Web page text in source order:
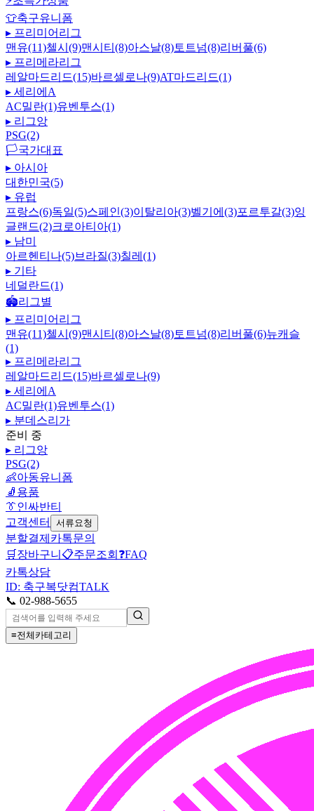
👕축구유니폼
▸ 프리미어리그
맨유(11)첼시(9)맨시티(8)아스날(8)토트넘(8)리버풀(6)
▸ 프리메라리그
레알마드리드(15)바르셀로나(9)AT마드리드(1)
▸ 세리에A
AC밀란(1)유벤투스(1)
▸ 리그앙
PSG(2)
🏳️국가대표
▸ 아시아
대한민국(5)
▸ 유럽
프랑스(6)독일(5)스페인(3)이탈리아(3)벨기에(3)포르투갈(3)잉
글랜드(2)크로아티아(1)
▸ 남미
아르헨티나(5)브라질(3)칠레(1)
▸ 기타
네덜란드(1)
🏟️리그별
▸ 프리미어리그
맨유(11)첼시(9)맨시티(8)아스날(8)토트넘(8)리버풀(6)뉴캐슬
(1)
▸ 프리메라리그
레알마드리드(15)바르셀로나(9)
▸ 세리에A
AC밀란(1)유벤투스(1)
▸ 분데스리가
준비 중
▸ 리그앙
PSG(2)
👶아동유니폼
🧦 용품
👔인싸반티
고객센터
서류요청
분할결제 카톡문의
🛒 장바구니 📋주문조회 ❓FAQ
카톡상담
ID: 축구복닷컴TALK
📞 02-988-5655
≡전체카테고리